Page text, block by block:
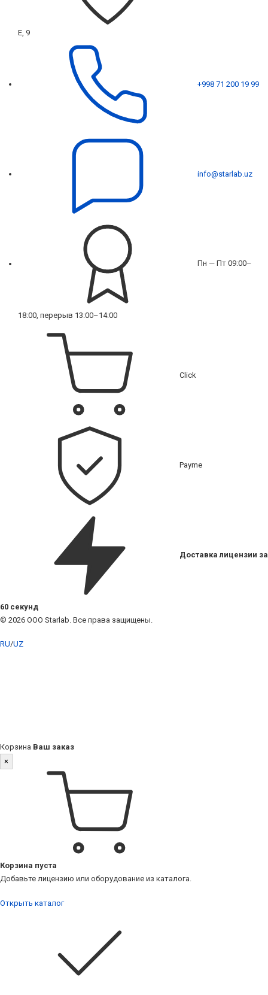
Е, 9
+998 71 200 19 99
info@starlab.uz
Пн — Пт 09:00–
18:00, перерыв 13:00–14:00
Click
Payme
Доставка лицензии за
60 секунд
© 2026 ООО Starlab. Все права защищены.
RU/UZ
Корзина Ваш заказ
×
Корзина пуста
Добавьте лицензию или оборудование из каталога.
Открыть каталог